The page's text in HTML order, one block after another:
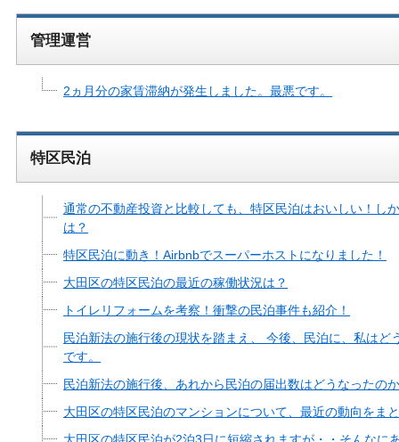
管理運営
2ヵ月分の家賃滞納が発生しました。最悪です。
特区民泊
通常の不動産投資と比較しても、特区民泊はおいしい！し
は？
特区民泊に動き！Airbnbでスーパーホストになりました！
大田区の特区民泊の最近の稼働状況は？
トイレリフォームを考察！衝撃の民泊事件も紹介！
民泊新法の施行後の現状を踏まえ、 今後、民泊に、私はど
です。
民泊新法の施行後、あれから民泊の届出数はどうなったの
大田区の特区民泊のマンションについて、最近の動向をま